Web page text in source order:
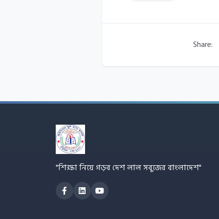
Share:
"শিক্ষা নিয়ে গড়ব দেশ লাল সবুজের বাংলাদেশ"